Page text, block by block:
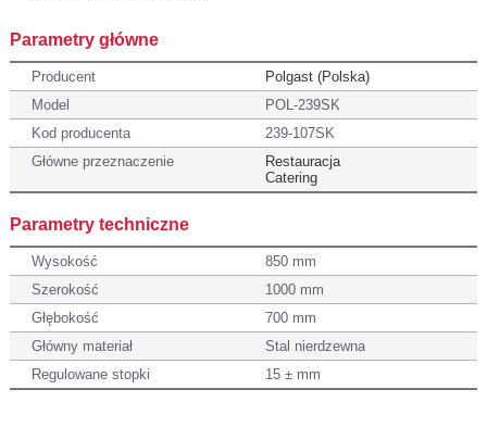
Parametry główne
Producent
Polgast (Polska)
Model
POL-239SK
Kod producenta
239-107SK
Główne przeznaczenie
Restauracja
Catering
Parametry techniczne
Wysokość
850 mm
Szerokość
1000 mm
Głębokość
700 mm
Główny materiał
Stal nierdzewna
Regulowane stopki
15 ± mm